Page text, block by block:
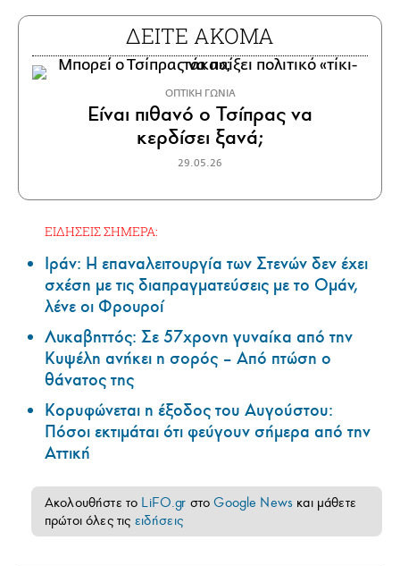
ΔΕΙΤΕ ΑΚΟΜΑ
ΟΠΤΙΚΗ ΓΩΝΙΑ
Είναι πιθανό ο Τσίπρας να
κερδίσει ξανά;
29.05.26
ΕΙΔΗΣΕΙΣ ΣΗΜΕΡΑ:
Ιράν: Η επαναλειτουργία των Στενών δεν έχει
σχέση με τις διαπραγματεύσεις με το Ομάν,
λένε οι Φρουροί
Λυκαβηττός: Σε 57χρονη γυναίκα από την
Κυψέλη ανήκει η σορός – Από πτώση ο
θάνατος της
Κορυφώνεται η έξοδος του Αυγούστου:
Πόσοι εκτιμάται ότι φεύγουν σήμερα από την
Αττική
Ακολουθήστε το LiFO.gr στοGoogle News και μάθετε
πρώτοι όλες τις ειδήσεις